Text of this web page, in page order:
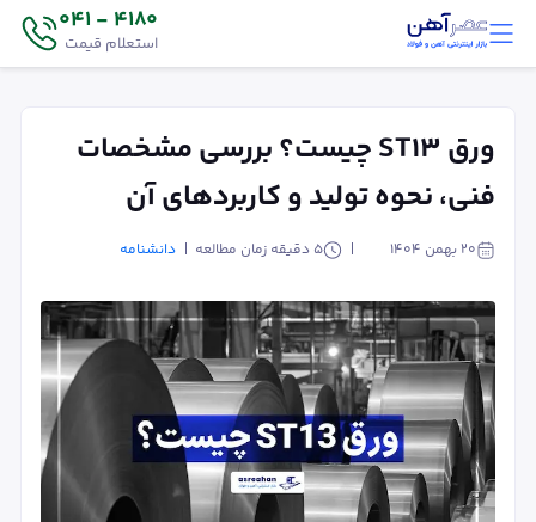
4180 - 041
استعلام قیمت
ورق ST13 چیست؟ بررسی مشخصات
فنی، نحوه تولید و کاربردهای آن
۲۰ بهمن ۱۴۰۴ 5 دقیقه زمان مطالعه دانشنامه